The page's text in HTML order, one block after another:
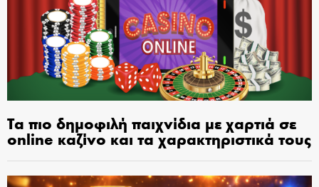
Τα πιο δημοφιλή παιχνίδια με χαρτιά σε
online καζίνο και τα χαρακτηριστικά τους